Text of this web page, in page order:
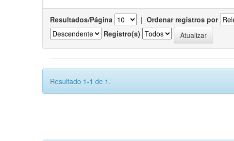
Resultados/Página | Ordenar registros por
Registro(s)
Resultado 1-1 de 1.